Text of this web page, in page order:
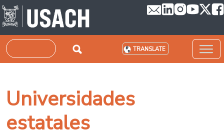
Skip to main content
Search TRANSLATE
Universidades
estatales